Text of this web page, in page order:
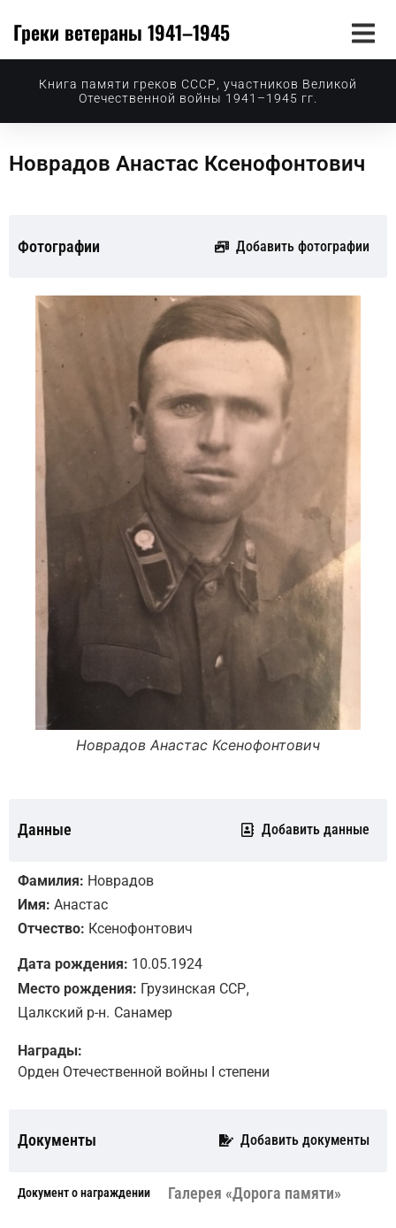
Греки ветераны 1941–1945
Книга памяти греков СССР, участников Великой
Отечественной войны 1941–1945 гг.
Новрадов Анастас Ксенофонтович
Фотографии Добавить фотографии
Новрадов Анастас Ксенофонтович
Данные Добавить данные
Фамилия: Новрадов
Имя: Анастас
Отчество: Ксенофонтович
Дата рождения: 10.05.1924
Место рождения: Грузинская ССР,
Цалкский р-н. Санамер
Награды:
Орден Отечественной войны I степени
Документы Добавить документы
Документ о награждении Галерея «Дорога памяти»